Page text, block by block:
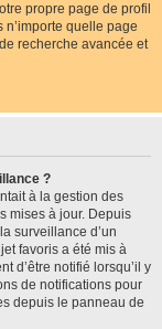
propre page de profil
quelle page
recherche avancée et
?
à la gestion des
mises à jour. Depuis
surveillance d’un
favoris a été mis à
d’être notifié lorsqu’il y
de notifications pour
depuis le panneau de